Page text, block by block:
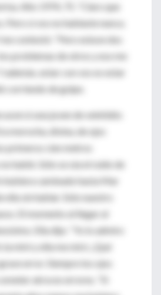
Año 1974, 75. “Claro que
Pero si vos no hablaste nunca.
me contestó: “Pero estuve dos
problemas de otros y eso me
además, estar con vos es estar
corriendo de golpe.
acercó una joven de veintidós
morocha, divina, de ojos
primeros cien metros
habló. Sólo se oía el ruido de
hubiera caminado hasta Mar
ella sin hablar. Sólo nuestro
El momento al llegar al
Ella dijo: “Yo lo admiro
la miré y ella me miró. ¡Qué
error. Siempre los ojos
atroces errores. “Si